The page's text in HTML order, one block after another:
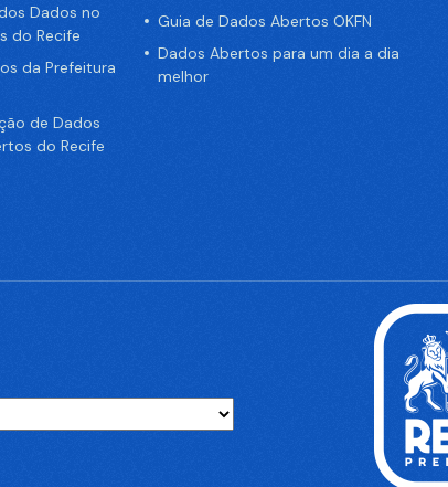
Dados no
do Recife
da Prefeitura
de Dados
do Recife
Guia de Dados Abertos OKFN
Dados Abertos para um dia a dia
melhor